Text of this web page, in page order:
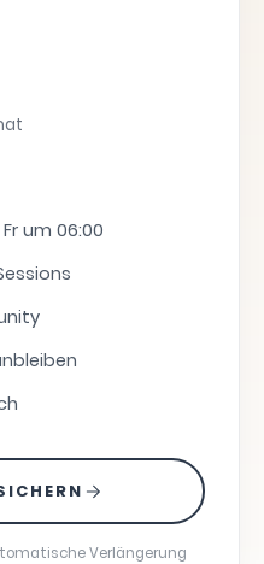
Fr um 06:00
Verlängerung